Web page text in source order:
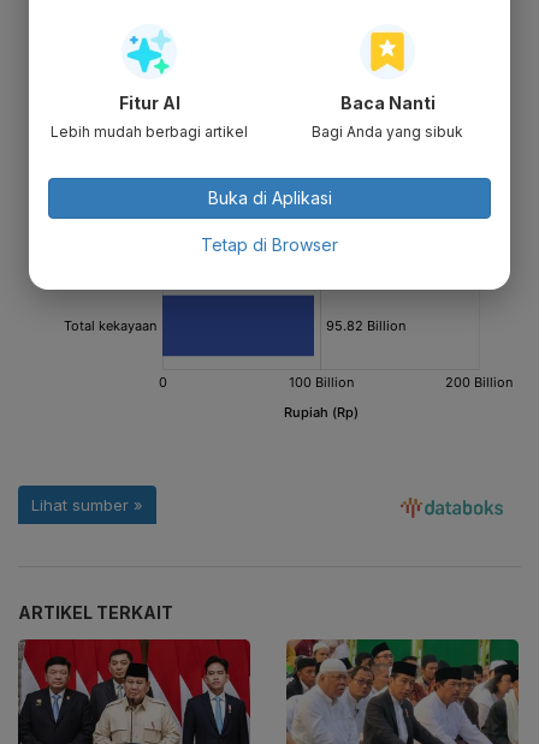
ARTIKEL TERKAIT
Fitur AI
Lebih mudah berbagi artikel
Baca Nanti
Bagi Anda yang sibuk
Buka di Aplikasi
Tetap di Browser